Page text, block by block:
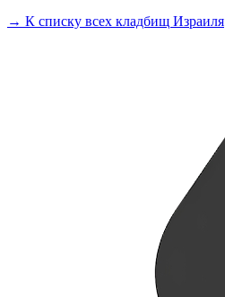
→ К списку всех кладбищ Израиля